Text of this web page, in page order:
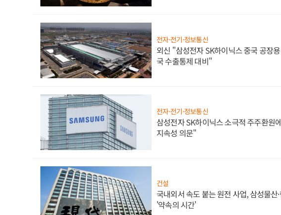
전자·전기·정보통신
외신 "삼성전자 SK하이닉스 중국 공장
국 수출통제 대비"
전자·전기·정보통신
삼성전자 SK하이닉스 소극적 주주환원
지속성 의문"
건설
국내외서 속도 붙는 원전 사업, 삼성물산
'약속의 시간'